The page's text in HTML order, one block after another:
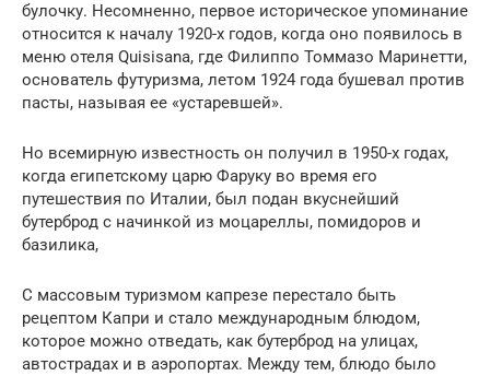
булочку. Несомненно, первое историческое упоминание
относится к началу 1920-х годов, когда оно появилось в
меню отеля Quisisana, где Филиппо Томмазо Маринетти,
основатель футуризма, летом 1924 года бушевал против
пасты, называя ее «устаревшей».
Но всемирную известность он получил в 1950-х годах,
когда египетскому царю Фаруку во время его
путешествия по Италии, был подан вкуснейший
бутерброд с начинкой из моцареллы, помидоров и
базилика,
С массовым туризмом капрезе перестало быть
рецептом Капри и стало международным блюдом,
которое можно отведать, как бутерброд на улицах,
автострадах и в аэропортах. Между тем, блюдо было